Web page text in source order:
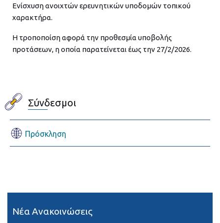
Ενίσχυση ανοιχτών ερευνητικών υποδομών τοπικού
χαρακτήρα.
Η τροποποίση αφορά την προθεσμία υποβολής
προτάσεων, η οποία παρατείνεται έως την 27/2/2026.
Σύνδεσμοι
Πρόσκληση
Νέα Ανακοινώσεις